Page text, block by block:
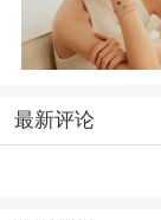
从良渚到德寿
的东方元素堆
最新评论